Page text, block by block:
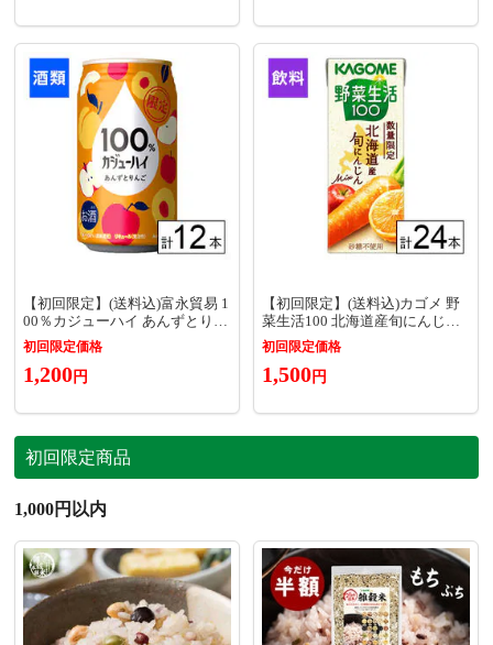
【初回限定】(送料込)富永貿易 1
00％カジューハイ あんずとりん
ご 340ml×12本《沖縄・離島配送
不可》
初回限定価格
1,200円
【初回限定】(送料込)カゴメ 野
菜生活100 北海道産旬にんじん
Mix 200ml×24本《沖縄・離島配
送不可》
初回限定価格
1,500円
初回限定商品
1,000円以内